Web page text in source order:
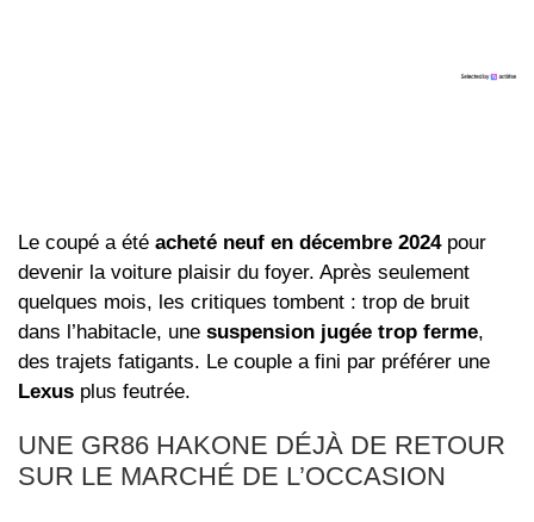
Le coupé a été acheté neuf en décembre 2024pour
devenir la voiture plaisir du foyer. Après seulement
quelques mois, les critiques tombent : trop de bruit
dans l’habitacle, une suspension jugée trop ferme,
des trajets fatigants. Le couple a fini par préférer une
Lexus plus feutrée.
UNE GR86 HAKONE DÉJÀ DE RETOUR
SUR LE MARCHÉ DE L’OCCASION